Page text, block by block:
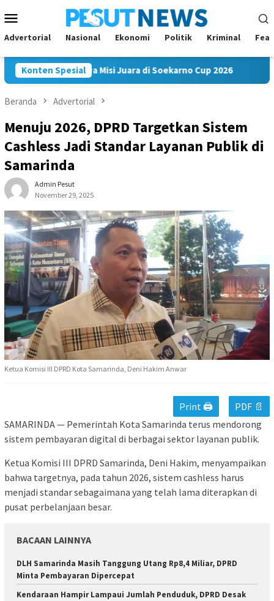
ke
kontenMobile
Advertorial Nasional Ekonomi Politik Kriminal
Konten Spesial
FC Bawa Misi Juara di Soekarno Cup 2026
Beranda Advertorial
Menuju 2026, DPRD Targetkan Sistem
Cashless Jadi Standar Layanan Publik di
Samarinda
Admin Pesut
November 29, 2025
Ketua Komisi III DPRD Kota Samarinda, Deni Hakim Anwar
Print 🖨
PDF 📄
SAMARINDA — Pemerintah Kota Samarinda terus mendorong
sistem pembayaran digital di berbagai sektor layanan publik.
Ketua Komisi III DPRD Samarinda, Deni Hakim, menyampaikan
bahwa targetnya, pada tahun 2026, sistem cashless harus
menjadi standar sebagaimana yang telah lama diterapkan di
pusat perbelanjaan besar.
BACAAN LAINNYA
DLH Samarinda Masih Tanggung Utang Rp8,4 Miliar, DPRD
Minta Pembayaran Dipercepat
Kendaraan Hampir Lampaui Jumlah Penduduk, DPRD Desak